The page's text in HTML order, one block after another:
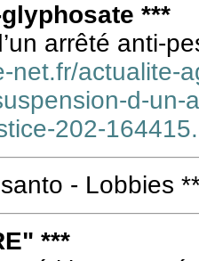
***
arrêté anti-
net.fr/actualite-
d-un-
202-
- Lobbies
***